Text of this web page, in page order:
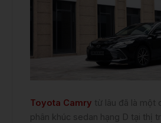
Toyota Camry từ lâu đã là một
phân khúc sedan hạng D tại thị